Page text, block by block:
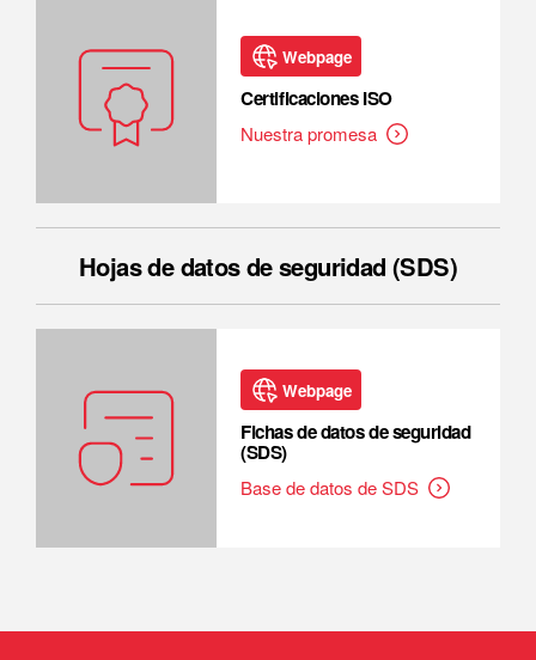
Webpage
Certificaciones ISO
Nuestra promesa
Hojas de datos de seguridad (SDS)
Webpage
Fichas de datos de seguridad
(SDS)
Base de datos de SDS